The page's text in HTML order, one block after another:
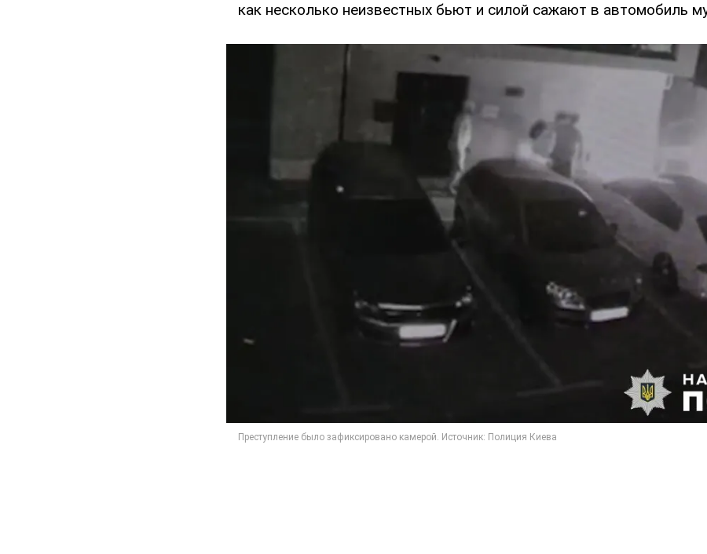
как несколько неизвестных бьют и силой сажают в автомобиль